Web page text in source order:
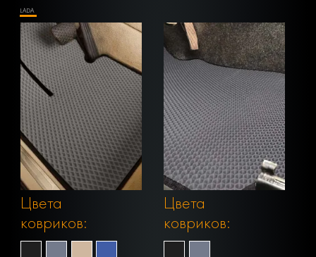
LADA
Цвета
ковриков:
Цвета
ковриков: